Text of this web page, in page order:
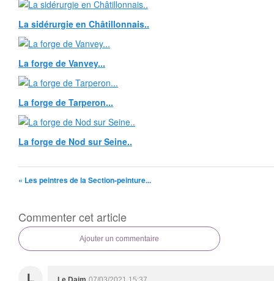
La sidérurgie en Châtillonnais..
La forge de Vanvey...
La forge de Tarperon...
La forge de Nod sur Seine..
« Les peintres de la Section-peinture...
Commenter cet article
Ajouter un commentaire
L